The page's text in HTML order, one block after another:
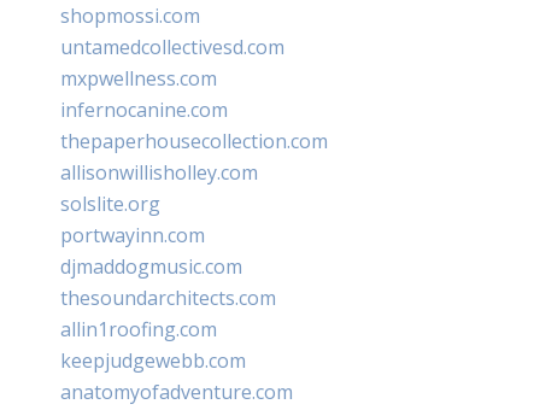
shopmossi.com
untamedcollectivesd.com
mxpwellness.com
infernocanine.com
thepaperhousecollection.com
allisonwillisholley.com
solslite.org
portwayinn.com
djmaddogmusic.com
thesoundarchitects.com
allin1roofing.com
keepjudgewebb.com
anatomyofadventure.com